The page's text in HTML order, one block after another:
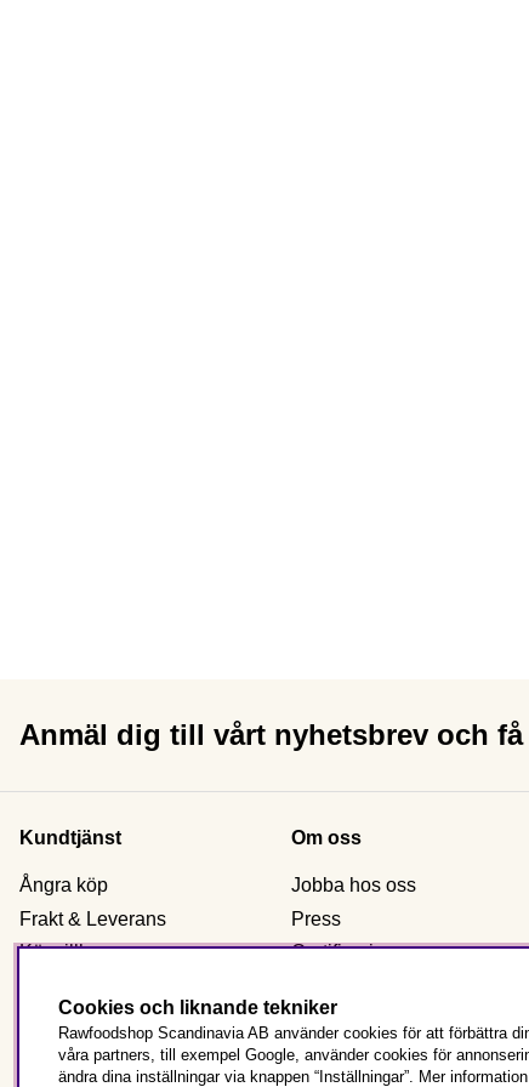
Anmäl dig till vårt nyhetsbrev och få
Kundtjänst
Ångra köp
Frakt & Leverans
Köpvillkor
Kontakta oss
Beställ som företag
Om oss
Jobba hos oss
Press
Certificering
Våra butiker
Cookies och liknande tekniker
Rawfoodshop Scandinavia AB använder cookies för att förbättra
våra partners, till exempel Google, använder cookies för
ändra dina inställningar via knappen “Inställningar”. Mer